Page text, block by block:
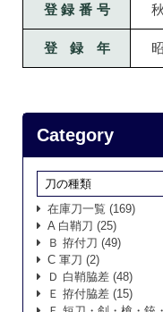
登録番号
登録年
Category
刀の種類
在庫刀一覧 (169)
A 白鞘刀 (25)
Ｂ 拵付刀 (49)
C 軍刀 (2)
Ｄ 白鞘脇差 (48)
Ｅ 拵付脇差 (15)